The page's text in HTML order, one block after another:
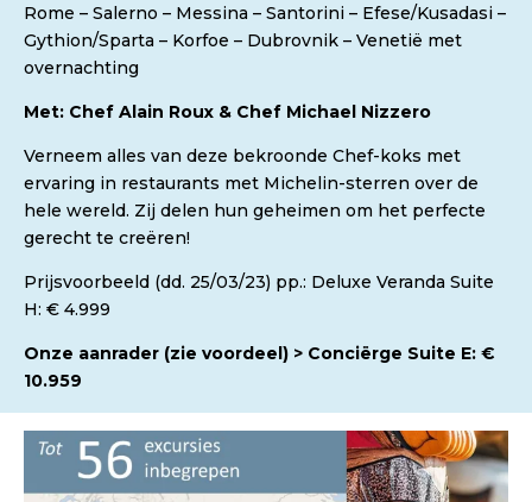
Rome – Salerno – Messina – Santorini – Efese/Kusadasi –
Gythion/Sparta – Korfoe – Dubrovnik – Venetië met
overnachting
Met: Chef Alain Roux & Chef Michael Nizzero
Verneem alles van deze bekroonde Chef-koks met
ervaring in restaurants met Michelin-sterren over de
hele wereld. Zij delen hun geheimen om het perfecte
gerecht te creëren!
Prijsvoorbeeld (dd. 25/03/23) pp.: Deluxe Veranda Suite
H: € 4.999
Onze aanrader (zie voordeel) > Conciërge Suite E: €
10.959